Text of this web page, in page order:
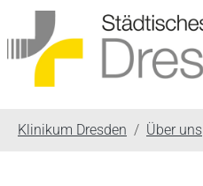
Klinikum Dresden Über uns